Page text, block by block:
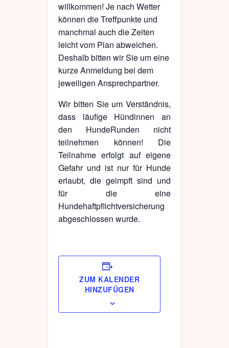
willkommen! Je nach Wetter
können die Treffpunkte und
manchmal auch die Zeiten
leicht vom Plan abweichen.
Deshalb bitten wir Sie um eine
kurze Anmeldung bei dem
jeweiligen Ansprechpartner.
Wir bitten Sie um Verständnis,
dass läufige Hündinnen an
den HundeRunden nicht
teilnehmen können! Die
Teilnahme erfolgt auf eigene
Gefahr und ist nur für Hunde
erlaubt, die geimpft sind und
für die eine
Hundehaftpflichtversicherung
abgeschlossen wurde.
ZUM KALENDER
HINZUFÜGEN